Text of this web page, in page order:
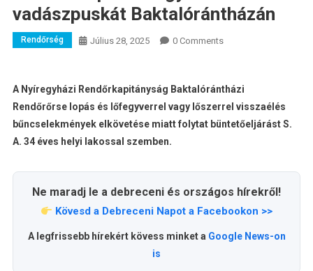
vadászpuskát Baktalórántházán
Rendőrség Július 28, 2025 0 Comments
A Nyíregyházi Rendőrkapitányság Baktalórántházi
Rendőrőrse lopás és lőfegyverrel vagy lőszerrel visszaélés
bűncselekmények elkövetése miatt folytat büntetőeljárást S.
A. 34 éves helyi lakossal szemben.
Ne maradj le a debreceni és országos hírekről!
Kövesd a Debreceni Napot a Facebookon >>
A legfrissebb hírekért kövess minket a Google News-on
is